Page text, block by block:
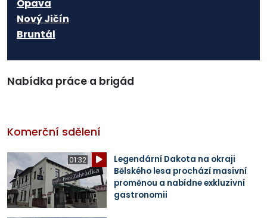
Opava
Nový Jičín
Bruntál
Nabídka práce a brigád
Komerční sdělení
01:32
Legendární Dakota na okraji
Bělského lesa prochází masivní
proměnou a nabídne exkluzivní
gastronomii